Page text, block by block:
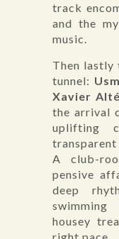
track
and the
music.
Then lastly
tunnel:
Xavier
the arrival
uplifting
A club-
pensive
deep
housey